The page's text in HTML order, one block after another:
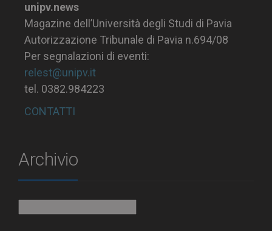
unipv.news
Magazine dell’Università degli Studi di Pavia
Autorizzazione Tribunale di Pavia n.694/08
Per segnalazioni di eventi:
relest@unipv.it
tel. 0382.984223
CONTATTI
Archivio